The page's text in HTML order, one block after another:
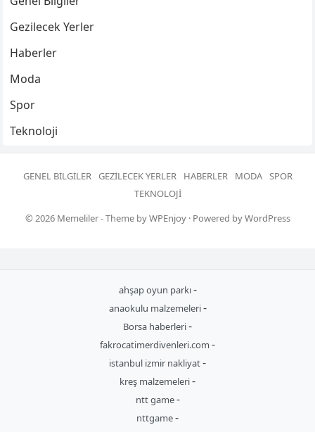
Gezilecek Yerler
Haberler
Moda
Spor
Teknoloji
GENEL BILGILER GEZILECEK YERLER HABERLER MODA SPOR
TEKNOLOJI
© 2026 Memeliler- Theme byWPEnjoy· Powered byWordPress
ahşap oyun parkı-
anaokulu malzemeleri-
Borsa haberleri-
fakrocatimerdivenleri.com -
istanbul izmir nakliyat-
kreş malzemeleri-
ntt game-
nttgame-